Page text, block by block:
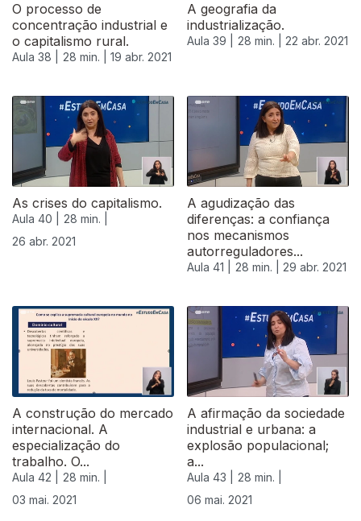
O processo de
concentração industrial e
o capitalismo rural.
Aula 38 | 28 min. | 19 abr. 2021
A geografia da
industrialização.
Aula 39 | 28 min. | 22 abr. 2021
As crises do capitalismo.
Aula 40 |
28 min. |
26 abr. 2021
A agudização das
diferenças: a confiança
nos mecanismos
autorreguladores...
Aula 41 | 28 min. | 29 abr. 2021
A construção do mercado
internacional. A
especialização do
trabalho. O...
Aula 42 |
28 min. |
03 mai. 2021
A afirmação da sociedade
industrial e urbana: a
explosão populacional;
a...
Aula 43 |
28 min. |
06 mai. 2021